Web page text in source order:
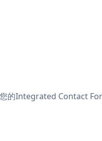
的Integrated Contact